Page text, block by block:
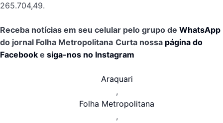
265.704,49.
Receba notícias em seu celular pelo grupo de WhatsApp
do jornal Folha Metropolitana Curta nossa página do
Facebook e siga-nos no Instagram
Araquari
,
Folha Metropolitana
,